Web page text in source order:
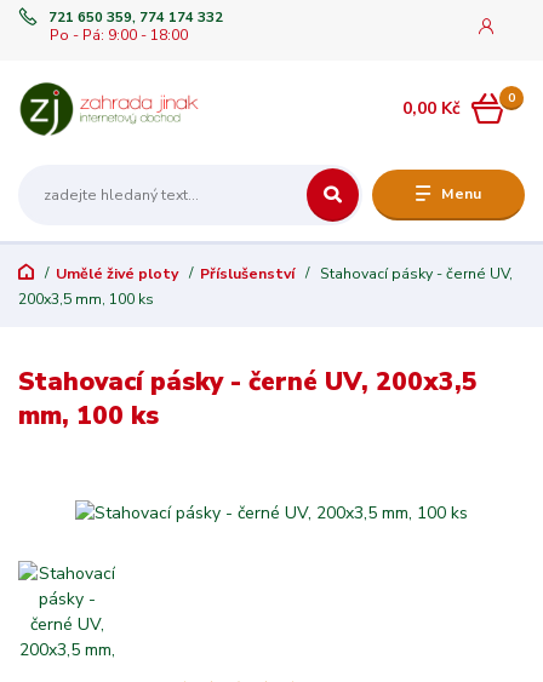
Menu
721 650 359, 774 174 332
Po - Pá: 9:00 - 18:00
0
0,00 Kč
Umělé živé ploty Příslušenství
Stahovací pásky - černé UV,
200x3,5 mm, 100 ks
Stahovací pásky - černé UV, 200x3,5
mm, 100 ks